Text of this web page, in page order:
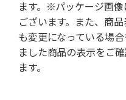
ます。※パッケージ画
ございます。また、商
も変更になっている場
ました商品の表示をご
ます。